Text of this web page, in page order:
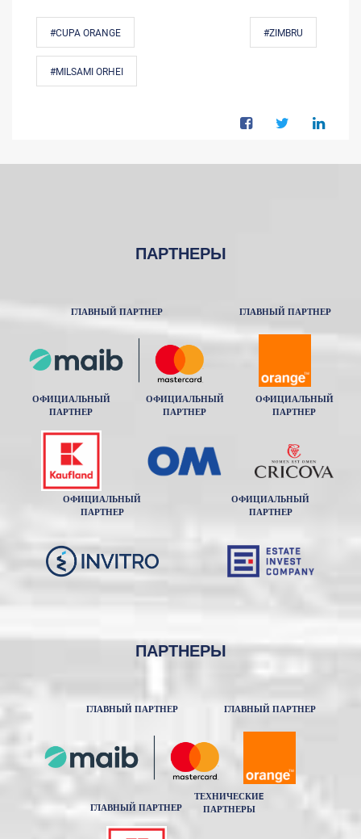
#CUPA ORANGE #ZIMBRU
#MILSAMI ORHEI
ПАРТНЕРЫ
ГЛАВНЫЙ ПАРТНЕР ГЛАВНЫЙ ПАРТНЕР
ОФИЦИАЛЬНЫЙ
ПАРТНЕР
ОФИЦИАЛЬНЫЙ
ПАРТНЕР
ОФИЦИАЛЬНЫЙ
ПАРТНЕР
ОФИЦИАЛЬНЫЙ
ПАРТНЕР
ОФИЦИАЛЬНЫЙ
ПАРТНЕР
ПАРТНЕРЫ
ГЛАВНЫЙ ПАРТНЕР ГЛАВНЫЙ ПАРТНЕР
ГЛАВНЫЙ ПАРТНЕР
ТЕХНИЧЕСКИE
ПАРТНЕРЫ